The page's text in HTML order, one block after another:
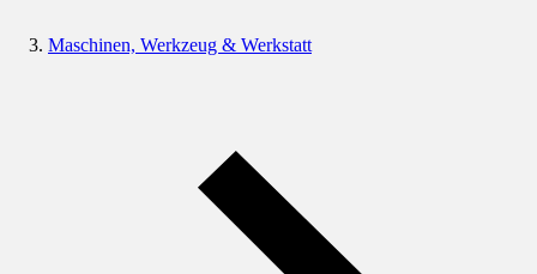
Maschinen, Werkzeug & Werkstatt